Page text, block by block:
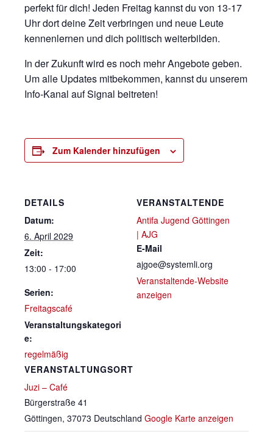
perfekt für dich! Jeden Freitag kannst du von 13-17
Uhr dort deine Zeit verbringen und neue Leute
kennenlernen und dich politisch weiterbilden.
In der Zukunft wird es noch mehr Angebote geben.
Um alle Updates mitbekommen, kannst du unserem
Info-Kanal auf Signal beitreten!
Zum Kalender hinzufügen
DETAILS
Datum:
6. April 2029
Zeit:
13:00 - 17:00
Serien:
Freitagscafé
Veranstaltungskategori
e:
regelmäßig
VERANSTALTUNGSORT
Juzi – Café
Bürgerstraße 41
Göttingen, 37073 Deutschland Google Karte anzeigen
VERANSTALTENDE
Antifa Jugend Göttingen
| AJG
E-Mail
ajgoe@systemli.org
Veranstaltende-Website
anzeigen